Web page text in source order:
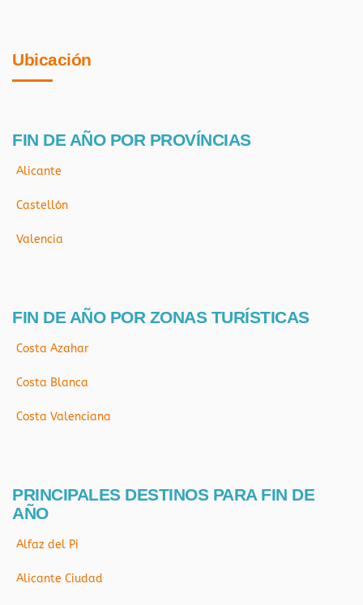
Ubicación
FIN DE AÑO POR PROVÍNCIAS
Alicante
Castellón
Valencia
FIN DE AÑO POR ZONAS TURÍSTICAS
Costa Azahar
Costa Blanca
Costa Valenciana
PRINCIPALES DESTINOS PARA FIN DE
AÑO
Alfaz del Pi
Alicante Ciudad